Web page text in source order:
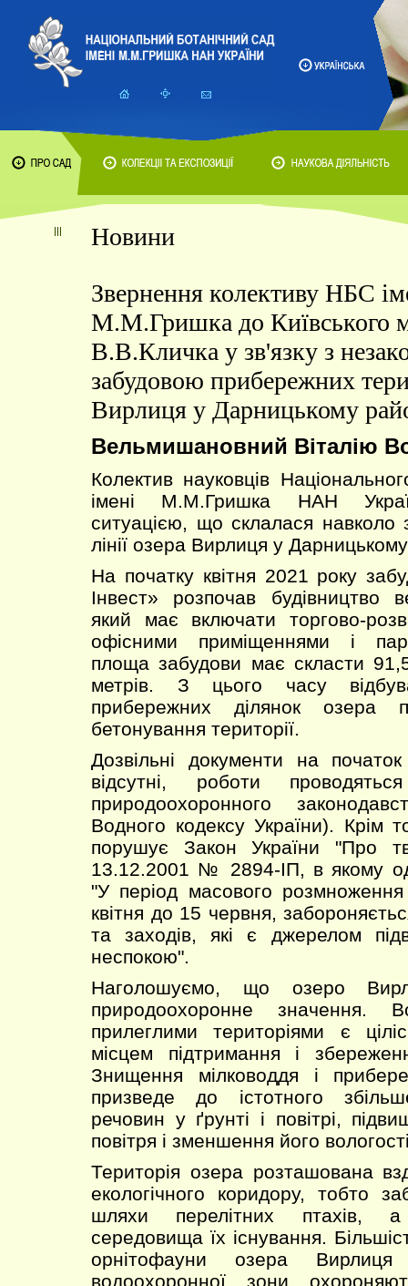
Новини
Звернення колективу НБС
М.М.Гришка до Київського
В.В.Кличка у зв'язку з
забудовою прибережних
Вирлиця у Дарницькому
Вельмишановний Віталію
Колектив науковців
імені М.М.Гришка НАН
ситуацією, що склалася навколо
лінії озера Вирлиця у
На початку квітня 2021 року
Інвест» розпочав будівництво
який має включати торгово-
офісними приміщеннями і
площа забудови має скласти
метрів. З цього часу
прибережних ділянок озера
бетонування території.
Дозвільні документи на початок
відсутні, роботи
природоохоронного
Водного кодексу України). Крім
порушує Закон України "Про
13.12.2001 № 2894-ІП, в якому
"У період масового
квітня до 15 червня,
та заходів, які є джерелом
неспокою".
Наголошуємо, що озеро
природоохоронне значення.
прилеглими територіями є
місцем підтримання і
Знищення мілководдя і
призведе до істотного
речовин у ґрунті і повітрі,
повітря і зменшення його
Територія озера розташована
екологічного коридору, тобто
шляхи перелітних птахів,
середовища їх існування.
орнітофауни озера
водоохоронної зони